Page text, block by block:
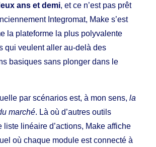
ans et demi, et ce n’est pas prêt
Integromat, Make s’est
la plateforme la plus polyvalente
qui veulent aller au-delà des
basiques sans plonger dans le
par scénarios est, à mon sens, la
marché. Là où d’autres outils
liste linéaire d’actions, Make affiche
où chaque module est connecté à